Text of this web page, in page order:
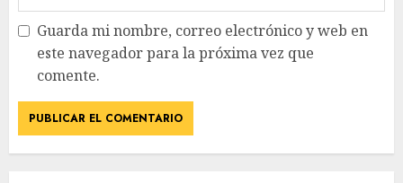
Guarda mi nombre, correo electrónico y web en
este navegador para la próxima vez que
comente.